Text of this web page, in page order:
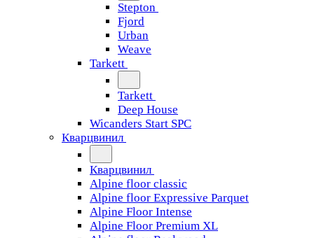
Stepton
Fjord
Urban
Weave
Tarkett
Tarkett
Deep House
Wicanders Start SPC
Кварцвинил
Кварцвинил
Alpine floor classic
Alpine floor Expressive Parquet
Alpine Floor Intense
Alpine Floor Premium XL